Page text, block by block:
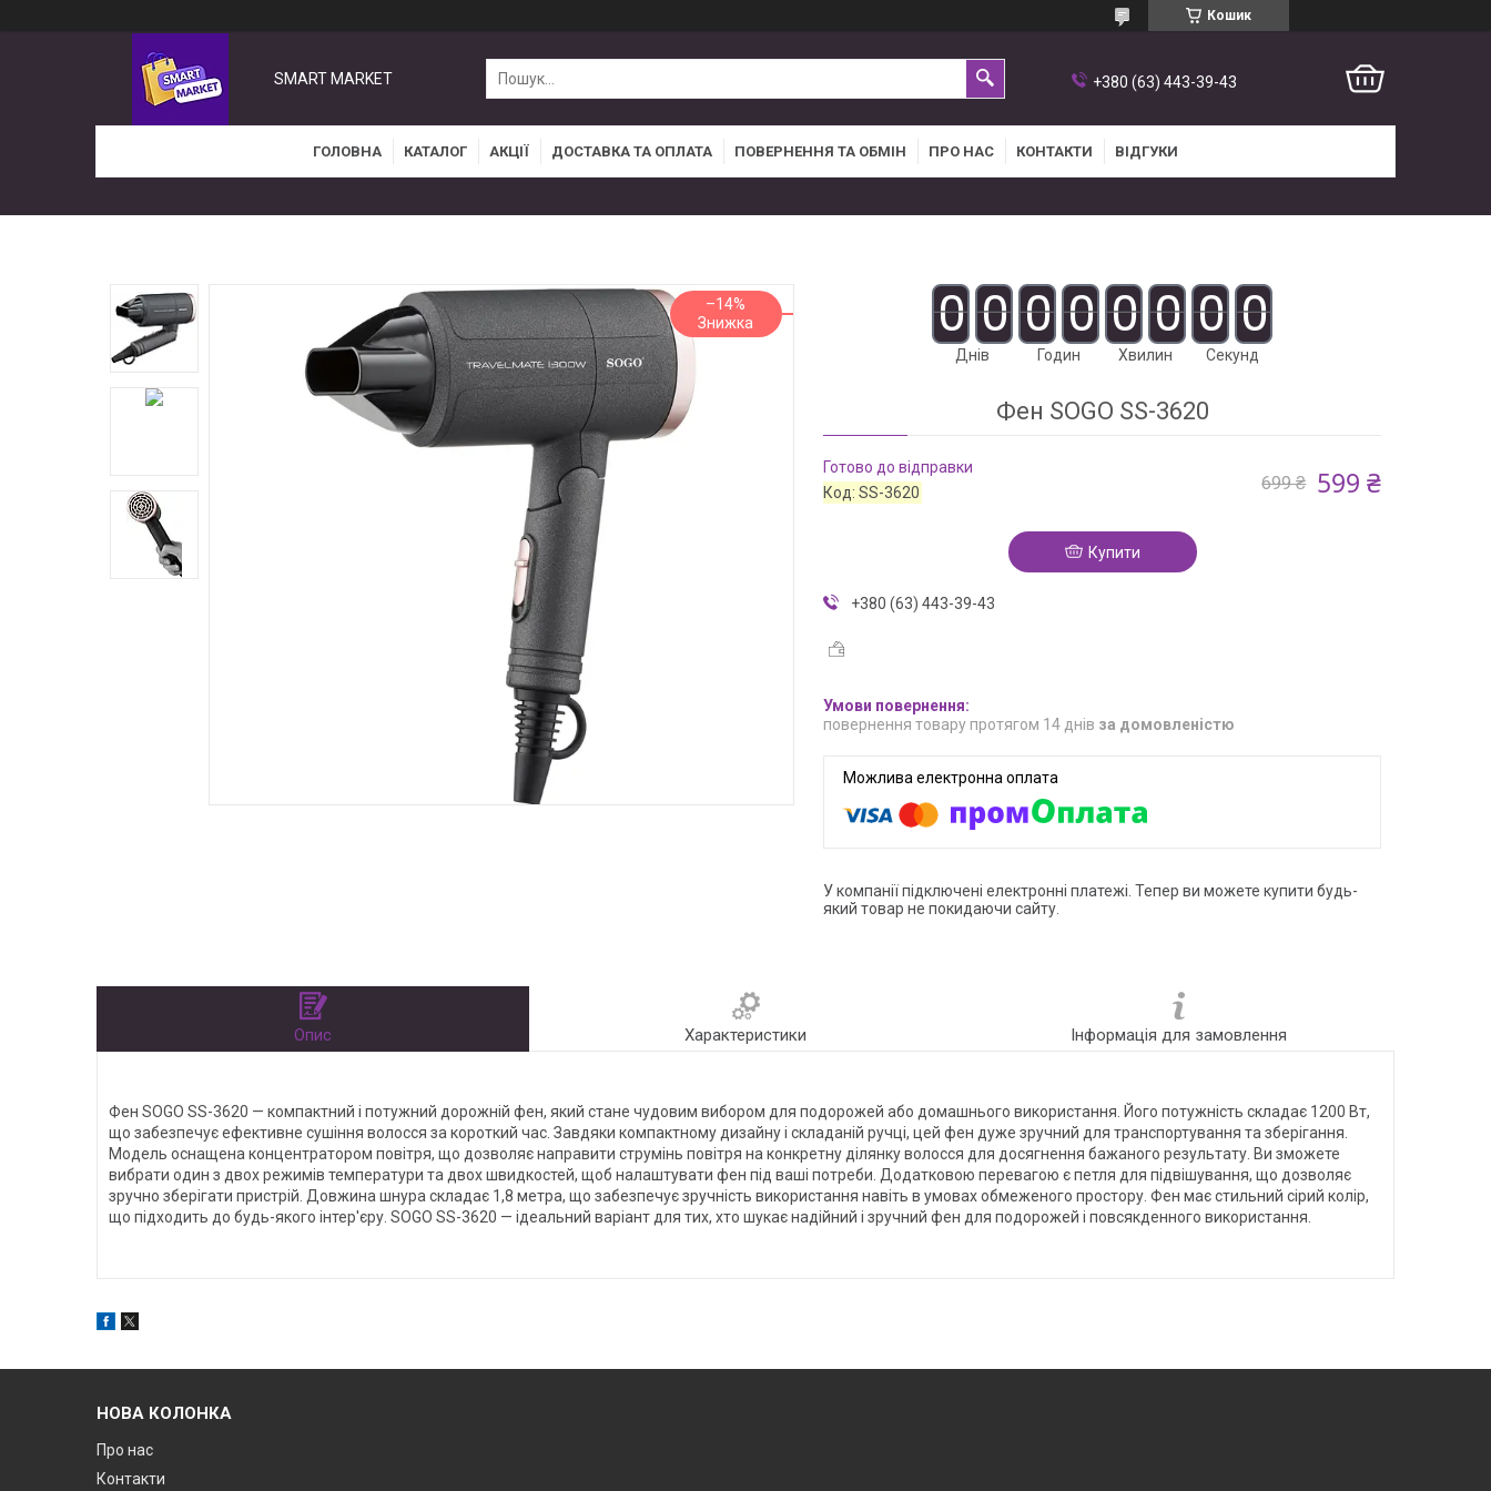
Кошик
SMART MARKET +380 (63) 443-39-43
ГОЛОВНА КАТАЛОГ АКЦІЇ ДОСТАВКА ТА ОПЛАТА ПОВЕРНЕННЯ ТА ОБМІН ПРО НАС КОНТАКТИ ВІДГУКИ
–14% 0 0
Днів
0 0
Годин
0 0
Хвилин
0 0
Секунд
Фен SOGO SS-3620
Готово до відправки
Код:SS-3620 699 ₴ 599 ₴
Купити
+380 (63) 443-39-43
повернення товару протягом 14 днів за домовленістю
У компанії підключені електронні платежі. Тепер ви можете купити будь-
який товар не покидаючи сайту.
Опис Характеристики Інформація для замовлення
Фен SOGO SS-3620 — компактний і потужний дорожній фен, який стане чудовим вибором для подорожей або домашнього використання. Його потужність складає 1200 Вт,
що забезпечує ефективне сушіння волосся за короткий час. Завдяки компактному дизайну і складаній ручці, цей фен дуже зручний для транспортування та зберігання.
Модель оснащена концентратором повітря, що дозволяє направити струмінь повітря на конкретну ділянку волосся для досягнення бажаного результату. Ви зможете
вибрати один з двох режимів температури та двох швидкостей, щоб налаштувати фен під ваші потреби. Додатковою перевагою є петля для підвішування, що дозволяє
зручно зберігати пристрій. Довжина шнура складає 1,8 метра, що забезпечує зручність використання навіть в умовах обмеженого простору. Фен має стильний сірий колір,
що підходить до будь-якого інтер'єру. SOGO SS-3620 — ідеальний варіант для тих, хто шукає надійний і зручний фен для подорожей і повсякденного використання.
НОВА КОЛОНКА
Про нас
Контакти